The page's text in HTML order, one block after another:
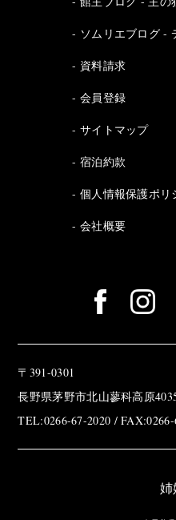
ソムリエブログ -
資料請求
会員登録
サイトマップ
宿泊約款
個人情報保護ポリ
会社概要
〒391-0301
長野県茅野市北山蓼科高原
TEL:0266-67-2020 /
姉